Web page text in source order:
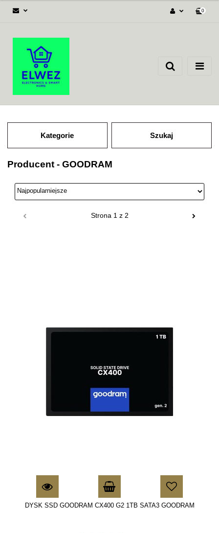
Zgody cookies
0
Kategorie Szukaj
Producent - GOODRAM
DYSK SSD GOODRAM CX400 G2 1TB SATA3 GOODRAM